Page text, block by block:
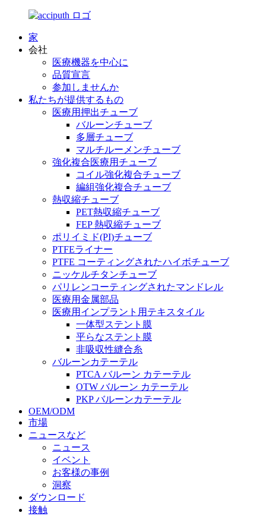
家
会社
医療機器を中心に
品質宣言
参加しませんか
私たちが提供するもの
医療用押出チューブ
バルーンチューブ
多層チューブ
マルチルーメンチューブ
強化複合医療用チューブ
コイル強化複合チューブ
編組強化複合チューブ
熱収縮チューブ
PET熱収縮チューブ
FEP 熱収縮チューブ
ポリイミド(PI)チューブ
PTFEライナー
PTFE コーティングされたハイボチューブ
ニッケルチタンチューブ
パリレンコーティングされたマンドレル
医療用金属部品
医療用インプラント用テキスタイル
一体型ステント膜
平らなステント膜
非吸収性縫合糸
バルーンカテーテル
PTCA バルーン カテーテル
OTW バルーン カテーテル
PKP バルーンカテーテル
OEM/ODM
市場
ニュースなど
ニュース
イベント
お客様の事例
洞察
ダウンロード
接触